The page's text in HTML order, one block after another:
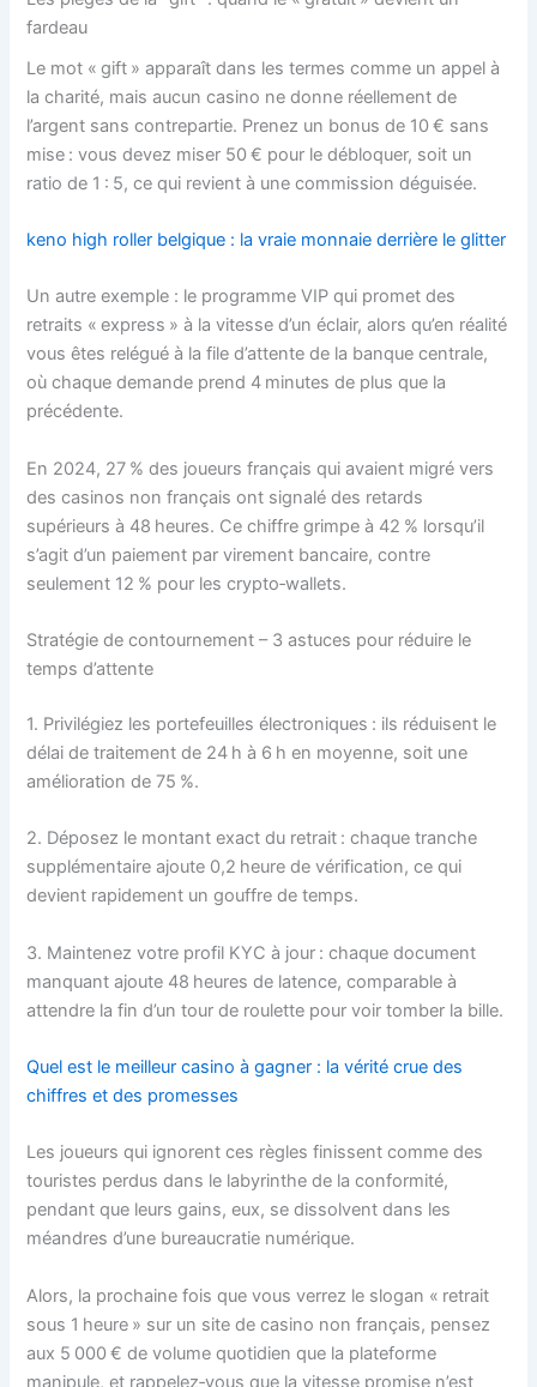
fardeau
Le mot « gift » apparaît dans les termes comme un appel à
la charité, mais aucun casino ne donne réellement de
l’argent sans contrepartie. Prenez un bonus de 10 € sans
mise : vous devez miser 50 € pour le débloquer, soit un
ratio de 1 : 5, ce qui revient à une commission déguisée.
keno high roller belgique : la vraie monnaie derrière le glitter
Un autre exemple : le programme VIP qui promet des
retraits « express » à la vitesse d’un éclair, alors qu’en réalité
vous êtes relégué à la file d’attente de la banque centrale,
où chaque demande prend 4 minutes de plus que la
précédente.
En 2024, 27 % des joueurs français qui avaient migré vers
des casinos non français ont signalé des retards
supérieurs à 48 heures. Ce chiffre grimpe à 42 % lorsqu’il
s’agit d’un paiement par virement bancaire, contre
seulement 12 % pour les crypto‑wallets.
Stratégie de contournement – 3 astuces pour réduire le
temps d’attente
1. Privilégiez les portefeuilles électroniques : ils réduisent le
délai de traitement de 24 h à 6 h en moyenne, soit une
amélioration de 75 %.
2. Déposez le montant exact du retrait : chaque tranche
supplémentaire ajoute 0,2 heure de vérification, ce qui
devient rapidement un gouffre de temps.
3. Maintenez votre profil KYC à jour : chaque document
manquant ajoute 48 heures de latence, comparable à
attendre la fin d’un tour de roulette pour voir tomber la bille.
Quel est le meilleur casino à gagner : la vérité crue des
chiffres et des promesses
Les joueurs qui ignorent ces règles finissent comme des
touristes perdus dans le labyrinthe de la conformité,
pendant que leurs gains, eux, se dissolvent dans les
méandres d’une bureaucratie numérique.
Alors, la prochaine fois que vous verrez le slogan « retrait
sous 1 heure » sur un site de casino non français, pensez
aux 5 000 € de volume quotidien que la plateforme
manipule, et rappelez‑vous que la vitesse promise n’est